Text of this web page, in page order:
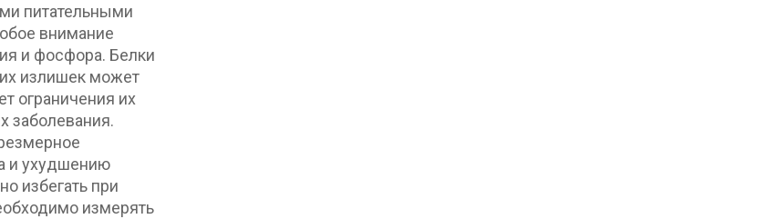
питательными
внимание
и фосфора. Белки
излишек может
ограничения их
заболевания.
и ухудшению
избегать при
измерять